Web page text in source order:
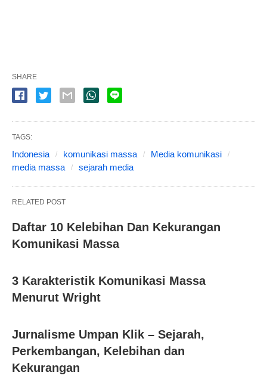
SHARE
TAGS:
Indonesia komunikasi massa
Media komunikasi
media massa
sejarah media
RELATED POST
Daftar 10 Kelebihan Dan Kekurangan
Komunikasi Massa
3 Karakteristik Komunikasi Massa
Menurut Wright
Jurnalisme Umpan Klik – Sejarah,
Perkembangan, Kelebihan dan
Kekurangan